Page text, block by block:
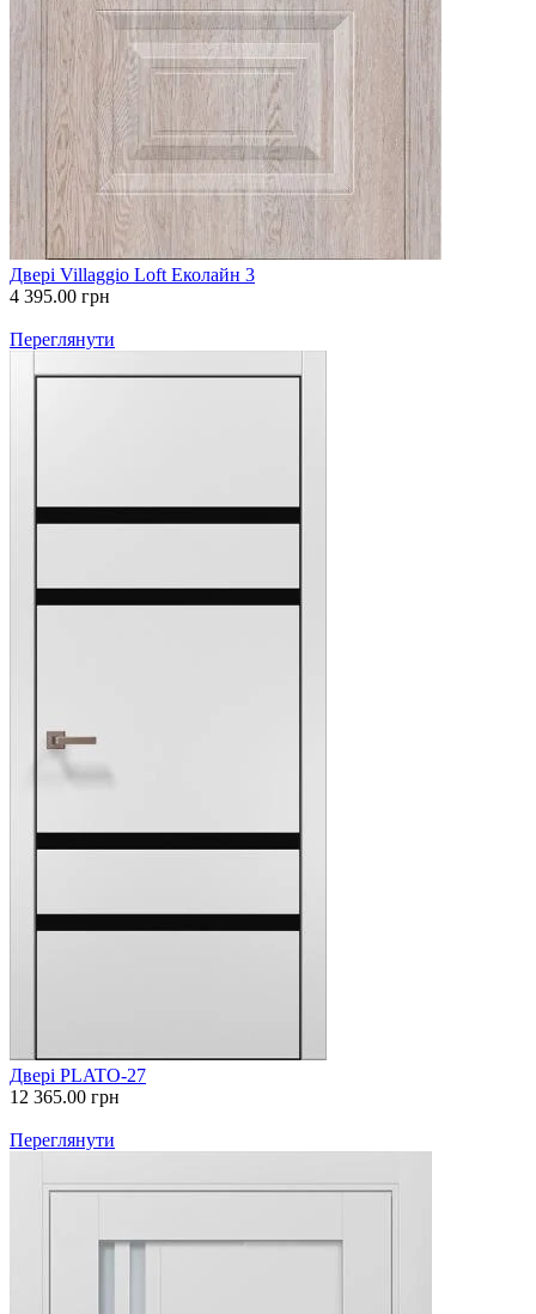
Двері Villaggio Loft Еколайн 3
4 395.00 грн
Переглянути
Двері PLATO-27
12 365.00 грн
Переглянути